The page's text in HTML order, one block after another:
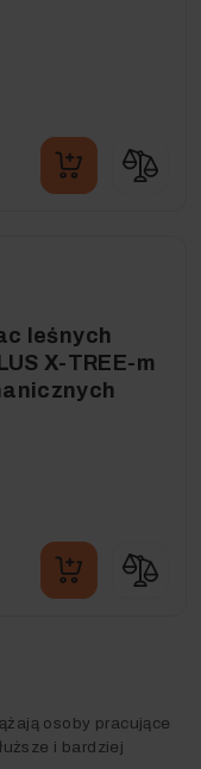
leśnych
X-TREE-m
osoby pracujące
i bardziej